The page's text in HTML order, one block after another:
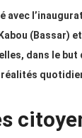
(Bassar)
dans le